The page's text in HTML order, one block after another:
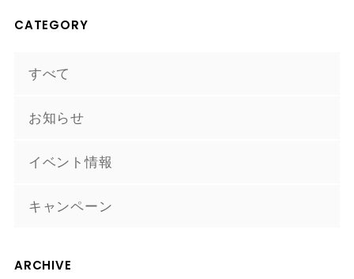
CATEGORY
すべて
お知らせ
イベント情報
キャンペーン
ARCHIVE